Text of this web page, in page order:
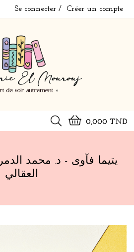
Se connecter Créer un compte
0,000 TND
يتيما فآوى - د. محمد
العقالي